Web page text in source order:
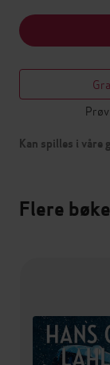
Kan spilles i våre
Flere